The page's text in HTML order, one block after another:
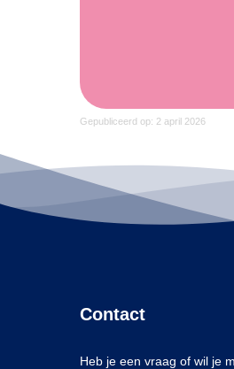
Gepubliceerd op: 2 april 2026
Contact
Heb je een vraag of wil je